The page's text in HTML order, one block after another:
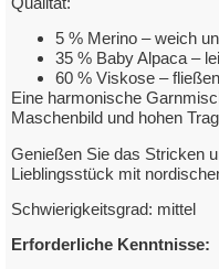
5 % Merino – weich
35 % Baby Alpaca –
60 % Viskose –
Eine harmonische
Maschenbild und hohen
Genießen Sie das Stricken
Lieblingsstück mit
Schwierigkeitsgrad: mittel
Erforderliche Kenntnisse: